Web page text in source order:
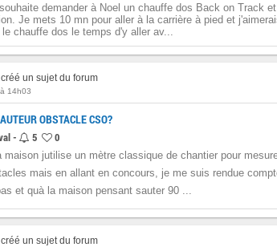
demander à Noel un chauffe dos Back on Track
Je mets 10 mn pour aller à la carrière à pied et
chauffe dos le temps d'y aller av...
un sujet du forum
14h03
OBSTACLE CSO?
- 5 0
maison jutilise un mètre classique de chantier pour
mais en allant en concours, je me suis rendue
et quà la maison pensant sauter 90 ...
un sujet du forum